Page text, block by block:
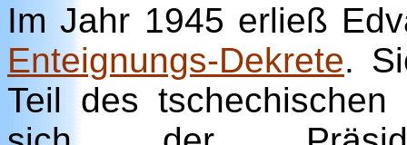
Im Jahr 1945 erließ
Enteignungs-Dekrete.
Teil des tschechischen